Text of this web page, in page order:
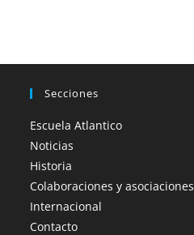
Secciones
Escuela Atlantico
Noticias
Historia
Colaboraciones y asociaciones
Internacional
Contacto